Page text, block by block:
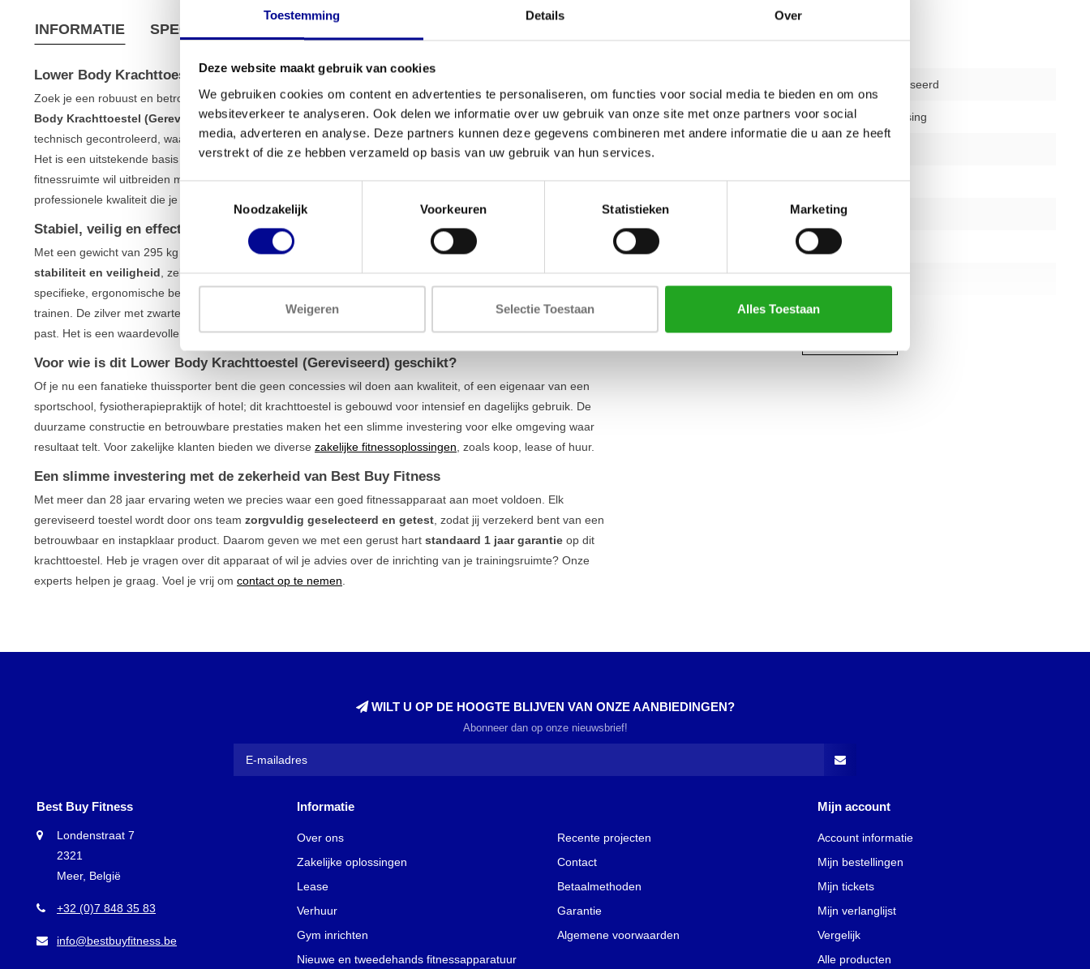
Toestemming Details Over
Deze website maakt gebruik van cookies
We gebruiken cookies om content en advertenties te personaliseren, om functies voor social media te bieden en om ons
websiteverkeer te analyseren. Ook delen we informatie over uw gebruik van onze site met onze partners voor social
media, adverteren en analyse. Deze partners kunnen deze gegevens combineren met andere informatie die u aan ze heeft
verstrekt of die ze hebben verzameld op basis van uw gebruik van hun services.
Noodzakelijk
Voorkeuren Statistieken Marketing
Weigeren Selectie Toestaan Alles Toestaan
INFORMATIE SPECIFICATIES
Lower Body Krachttoestel (Gereviseerd)
Zoek je een robuust en betrouwbaar toestel om je beentraining naar een hoger niveau te tillen? Dan is ditLower
Body Krachttoestel (Gereviseerd)de perfecte keuze. Dit professionele krachttoestel is volledig gereviseerd en
technisch gecontroleerd, waardoor je de kwaliteit van een topmerk in huis haalt voor een zeer aantrekkelijke prijs.
Het is een uitstekende basis voor wie thuis een serieuze trainingsplek wil inrichten of een professionele
fitnessruimte wil uitbreiden met duurzameapparatuur voor krachttraining. Dit toestel is een voorbeeld van de
professionele kwaliteit die je van merken als
Stabiel, veilig en effectief trainen
Met een gewicht van 295 kg en een solide ijzeren frame staat dit apparaat als een huis. Dit zorgt voor
stabiliteit en veiligheid , zelfs tijdens de meest intensieve trainingen. De constructie is ontworpen voor een
specifieke, ergonomische beweging, waardoor je de spieren in het onderlichaam zeer effectief en geïsoleerd kunt
trainen. De zilver met zwarte afwerking geeft het toestel een professionele en tijdloze uitstraling die in elke ruimte
past. Het is een waardevolle en betrouwbare toevoeging aan onslower body assortiment.
Voor wie is dit Lower Body Krachttoestel (Gereviseerd) geschikt?
Of je nu een fanatieke thuissporter bent die geen concessies wil doen aan kwaliteit, of een eigenaar van een
sportschool, fysiotherapiepraktijk of hotel; dit krachttoestel is gebouwd voor intensief en dagelijks gebruik. De
duurzame constructie en betrouwbare prestaties maken het een slimme investering voor elke omgeving waar
resultaat telt. Voor zakelijke klanten bieden we diverse zakelijke fitnessoplossingen , zoals koop, lease of huur.
Een slimme investering met de zekerheid van Best Buy Fitness
Met meer dan 28 jaar ervaring weten we precies waar een goed fitnessapparaat aan moet voldoen. Elk
gereviseerd toestel wordt door ons team zorgvuldig geselecteerd en getest , zodat jij verzekerd bent van een
betrouwbaar en instapklaar product. Daarom geven we met een gerust hart standaard 1 jaar garantie op dit
krachttoestel. Heb je vragen over dit apparaat of wil je advies over de inrichting van je trainingsruimte? Onze
experts helpen je graag. Voel je vrij om contact op te nemen
2e hands gereviseerd
Aantal onderdelen niet van toepassing
Verstelbaar nee
Kleur silver/zwart
Lengte 112cm
WILT U OP DE HOOGTE BLIJVEN VAN ONZE AANBIEDINGEN?
Abonneer dan op onze nieuwsbrief!
Best Buy Fitness
Londenstraat 7
2321
Meer, België
+32 (0)7 848 35 83
info@bestbuyfitness.be
Informatie
Over ons
Zakelijke oplossingen
Lease
Verhuur
Gym inrichten
Nieuwe en tweedehands fitnessapparatuur
Recente projecten
Contact
Betaalmethoden
Garantie
Algemene voorwaarden
Mijn account
Account informatie
Mijn bestellingen
Mijn tickets
Mijn verlanglijst
Vergelijk
Alle producten